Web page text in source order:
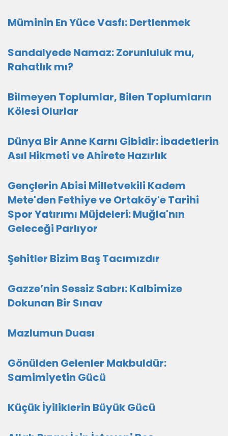
Müminin En Yüce Vasfı: Dertlenmek
Sandalyede Namaz: Zorunluluk mu,
Rahatlık mı?
Bilmeyen Toplumlar, Bilen Toplumların
Kölesi Olurlar
Dünya Bir Anne Karnı Gibidir: İbadetlerin
Asıl Hikmeti ve Ahirete Hazırlık
Gençlerin Abisi Milletvekili Kadem
Mete'den Fethiye ve Ortaköy'e Tarihi
Spor Yatırımı Müjdeleri: Muğla'nın
Geleceği Parlıyor
Şehitler Bizim Baş Tacımızdır
Gazze’nin Sessiz Sabrı: Kalbimize
Dokunan Bir Sınav
Mazlumun Duası
​Gönülden Gelenler Makbuldür:
Samimiyetin Gücü
Küçük İyiliklerin Büyük Gücü